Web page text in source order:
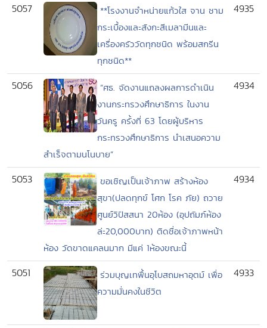
5057
**โรงงานจำหน่ายแก้วใส จาน ชาม
กระเบื้องและสังกะสีเมลามีนและ
เครื่องครัววัดทุกชนิด พร้อมสกรีน
ทุกชนิด**
4935
5056
“ศธ. จัดงานแถลงผลการดำเนิน
งานกระทรวงศึกษาธิการ ในงาน
วันครู ครั้งที่ 63 โดยผู้บริหาร
กระทรวงศึกษาธิการ นำเสนอความ
สำเร็จตามนโนบาย”
4934
5053
ขอเชิญเป็นเจ้าภาพ สร้างห้อง
สุขา(ปลดทุกข์ โศก โรค ภัย) ถวาย
ศูนย์วิปัสสนา 20ห้อง (อุปถัมภ์ห้อง
ล่ะ20,000บาท) ติดชื่อเจ้าภาพหน้า
ห้อง วัดขาดแคลนมาก มีแค่ 1ห้องขณะนี้
4934
5051
ร่วมบุญเทพื้นอุโบสถมหาอุตม์ เพื่อ
ความมั่นคงในชีวิต
4933